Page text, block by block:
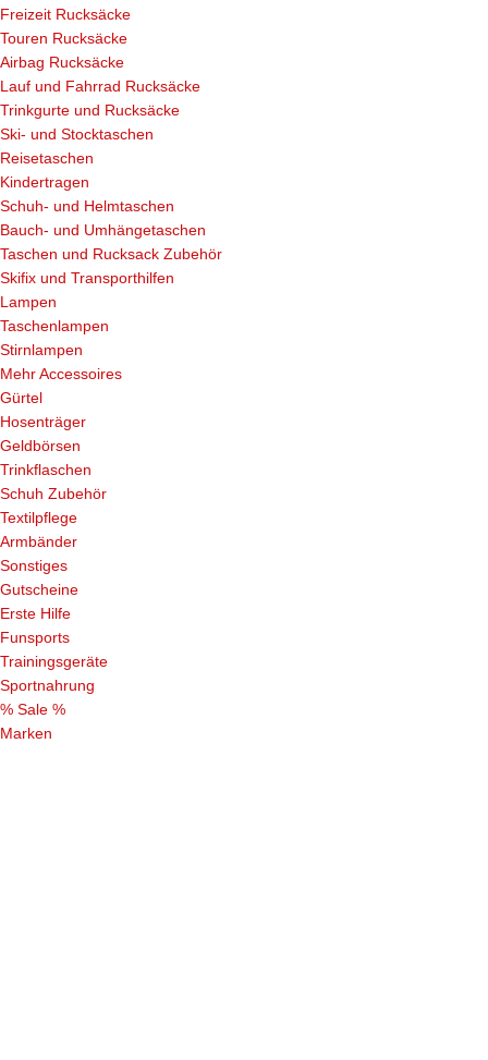
Freizeit Rucksäcke
Touren Rucksäcke
Airbag Rucksäcke
Lauf und Fahrrad Rucksäcke
Trinkgurte und Rucksäcke
Ski- und Stocktaschen
Reisetaschen
Kindertragen
Schuh- und Helmtaschen
Bauch- und Umhängetaschen
Taschen und Rucksack Zubehör
Skifix und Transporthilfen
Lampen
Taschenlampen
Stirnlampen
Mehr Accessoires
Gürtel
Hosenträger
Geldbörsen
Trinkflaschen
Schuh Zubehör
Textilpflege
Armbänder
Sonstiges
Gutscheine
Erste Hilfe
Funsports
Trainingsgeräte
Sportnahrung
% Sale %
Marken